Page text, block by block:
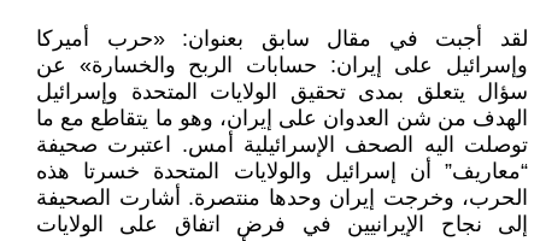
لقد أجبت في مقال سابق بعنوان: «حرب أميركا
وإسرائيل على إيران: حسابات الربح والخسارة» عن
سؤال يتعلق بمدى تحقيق الولايات المتحدة وإسرائيل
الهدف من شن العدوان على إيران، وهو ما يتقاطع مع ما
توصلت اليه الصحف الإسرائيلية أمس. اعتبرت صحيفة
“معاريف” أن إسرائيل والولايات المتحدة خسرتا هذه
الحرب، وخرجت إيران وحدها منتصرة. أشارت الصحيفة
إلى نجاح الإيرانيين في فرض اتفاق على الولايات